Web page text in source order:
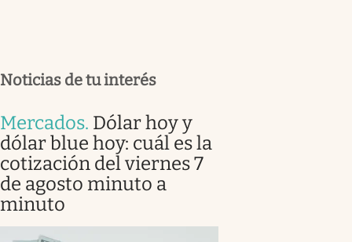
Noticias de tu interés
Mercados. Dólar hoy y
dólar blue hoy: cuál es la
cotización del viernes 7
de agosto minuto a
minuto